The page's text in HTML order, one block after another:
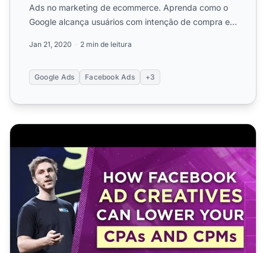
Ads no marketing de ecommerce. Aprenda como o
Google alcança usuários com intenção de compra e
Jan 21, 2020 2 min de leitura
Google Ads Facebook Ads +3
Como Criativos de Anúncios no Facebook Podem